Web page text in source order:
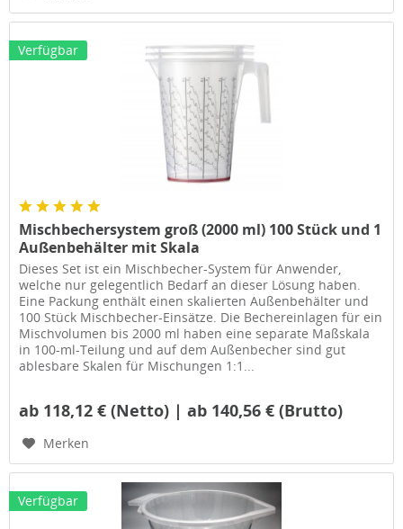
Verfügbar
Mischbechersystem groß (2000 ml) 100 Stück und 1
Außenbehälter mit Skala
Dieses Set ist ein Mischbecher-System für Anwender,
welche nur gelegentlich Bedarf an dieser Lösung haben.
Eine Packung enthält einen skalierten Außenbehälter und
100 Stück Mischbecher-Einsätze. Die Bechereinlagen für ein
Mischvolumen bis 2000 ml haben eine separate Maßskala
in 100-ml-Teilung und auf dem Außenbecher sind gut
ablesbare Skalen für Mischungen 1:1...
ab 118,12 € (Netto) | ab 140,56 € (Brutto)
Merken
Verfügbar